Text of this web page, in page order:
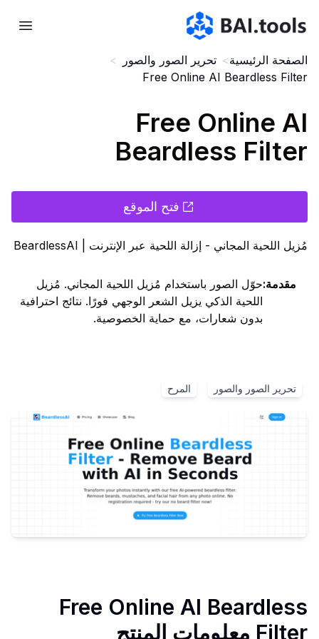
Bai.tools
الصفحة الرئيسية> تحرير الصور والصور
>
Free Online AI Beardless Filter
Free Online AI
Beardless Filter
فتح الموقع
مُزيل اللحية المجاني - إزالة اللحية عبر الإنترنت | BeardlessAI
مقدمة:حوّل الصور باستخدام مُزيل اللحية المجاني. مُزيل
اللحية الذكي يزيل الشعر الوجهي فورًا. نتائج احترافية
بدون شعارات، مع حماية الخصوصية.
تحرير الصور والصور المرح
Free Online AI Beardless
Filter معلومات المنتج